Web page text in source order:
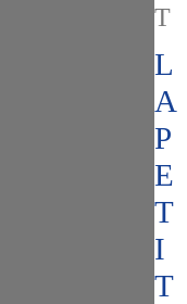
L
A
P
E
T
I
T
T